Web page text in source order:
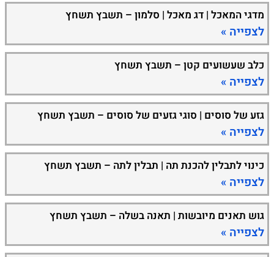
מדגי המאכל | דג מאכל | סלמון – תשבץ תשחץ
לצפייה »
כלב שעשועים קטן – תשבץ תשחץ
לצפייה »
גזע של סוסים | סוגי גזעים של סוסים – תשבץ תשחץ
לצפייה »
כינוי לתבלין להכנת תה | תבלין לתה – תשבץ תשחץ
לצפייה »
גוש תאנים מיובשות | תאנה בשלה – תשבץ תשחץ
לצפייה »